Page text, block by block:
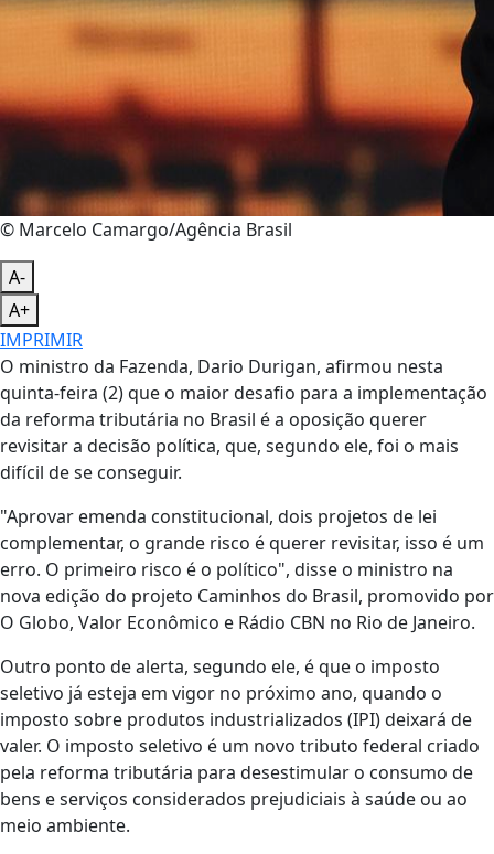
© Marcelo Camargo/Agência Brasil
A-
A+
IMPRIMIR
O ministro da Fazenda, Dario Durigan, afirmou nesta
quinta-feira (2) que o maior desafio para a implementação
da reforma tributária no Brasil é a oposição querer
revisitar a decisão política, que, segundo ele, foi o mais
difícil de se conseguir.
"Aprovar emenda constitucional, dois projetos de lei
complementar, o grande risco é querer revisitar, isso é um
erro. O primeiro risco é o político", disse o ministro na
nova edição do projeto Caminhos do Brasil, promovido por
O Globo, Valor Econômico e Rádio CBN no Rio de Janeiro.
Outro ponto de alerta, segundo ele, é que o imposto
seletivo já esteja em vigor no próximo ano, quando o
imposto sobre produtos industrializados (IPI) deixará de
valer. O imposto seletivo é um novo tributo federal criado
pela reforma tributária para desestimular o consumo de
bens e serviços considerados prejudiciais à saúde ou ao
meio ambiente.